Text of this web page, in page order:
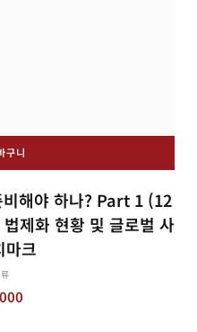
구니
해야 하나? Part 1 (12
제화 현황 및 글로벌 사
마크